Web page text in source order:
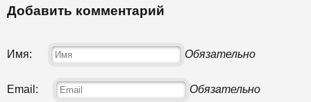
Добавить комментарий
Имя: Обязательно
Email: Обязательно